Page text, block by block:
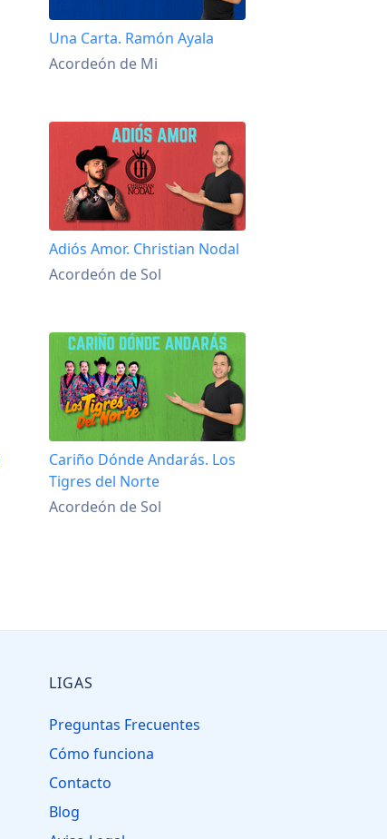
Una Carta. Ramón Ayala
Acordeón de Mi
Adiós Amor. Christian Nodal
Acordeón de Sol
Cariño Dónde Andarás. Los
Tigres del Norte
Acordeón de Sol
LIGAS
Preguntas Frecuentes
Cómo funciona
Contacto
Blog